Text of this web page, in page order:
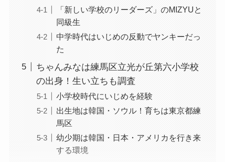
「新しい学校のリーダーズ」のMIZYUと
同級生
中学時代はいじめの反動でヤンキーだっ
た
ちゃんみなは練馬区立光が丘第六小学校
の出身！生い立ちも調査
小学校時代にいじめを経験
出生地は韓国・ソウル！育ちは東京都練
馬区
幼少期は韓国・日本・アメリカを行き来
する環境